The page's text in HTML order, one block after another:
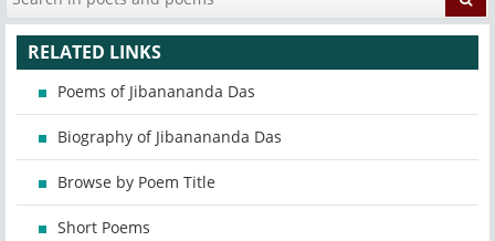
RELATED LINKS
Poems of Jibanananda Das
Biography of Jibanananda Das
Browse by Poem Title
Short Poems